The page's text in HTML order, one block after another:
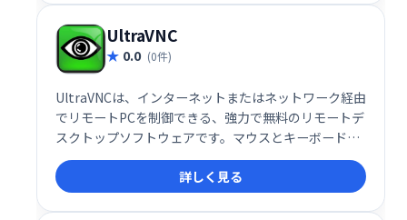
UltraVNC
0.0 (0件)
UltraVNCは、インターネットまたはネットワーク経由
でリモートPCを制御できる、強力で無料のリモートデ
スクトップソフトウェアです。マウスとキーボードで
操作でき、まるで目の前にあるかのように作業できま
す。コンピュータサポートにも最適で、顧客のPCに迅
速にアクセスし、問題を遠隔で解決できます。
詳しく見る